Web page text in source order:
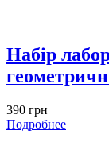
Набір
390 грн
Подробнее